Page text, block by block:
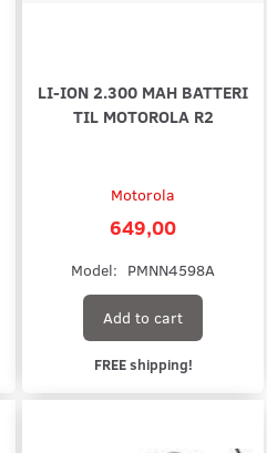
LI-ION 2.300 MAH BATTERI
TIL MOTOROLA R2
Motorola
649,00
Model: PMNN4598A
Add to cart
FREE shipping!